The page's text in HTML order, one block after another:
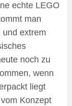
echte LEGO
man
und extrem
noch zu
wenn
liegt
Konzept